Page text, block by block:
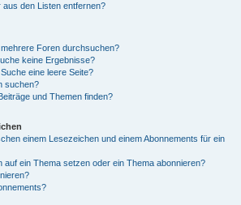
den Listen entfernen?
Foren durchsuchen?
keine Ergebnisse?
eine leere Seite?
suchen?
und Themen finden?
einem Lesezeichen und einem Abonnements für ein
auf ein Thema setzen oder ein Thema abonnieren?